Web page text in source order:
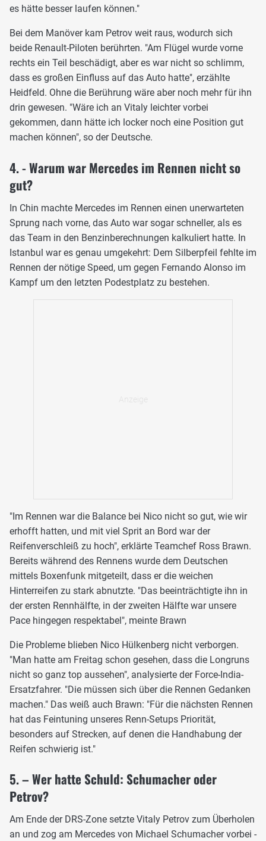
es hätte besser laufen können."
Bei dem Manöver kam Petrov weit raus, wodurch sich
beide Renault-Piloten berührten. "Am Flügel wurde vorne
rechts ein Teil beschädigt, aber es war nicht so schlimm,
dass es großen Einfluss auf das Auto hatte", erzählte
Heidfeld. Ohne die Berührung wäre aber noch mehr für ihn
drin gewesen. "Wäre ich an Vitaly leichter vorbei
gekommen, dann hätte ich locker noch eine Position gut
machen können", so der Deutsche.
4. - Warum war Mercedes im Rennen nicht so
gut?
In Chin machte Mercedes im Rennen einen unerwarteten
Sprung nach vorne, das Auto war sogar schneller, als es
das Team in den Benzinberechnungen kalkuliert hatte. In
Istanbul war es genau umgekehrt: Dem Silberpfeil fehlte im
Rennen der nötige Speed, um gegen Fernando Alonso im
Kampf um den letzten Podestplatz zu bestehen.
"Im Rennen war die Balance bei Nico nicht so gut, wie wir
erhofft hatten, und mit viel Sprit an Bord war der
Reifenverschleiß zu hoch", erklärte Teamchef Ross Brawn.
Bereits während des Rennens wurde dem Deutschen
mittels Boxenfunk mitgeteilt, dass er die weichen
Hinterreifen zu stark abnutzte. "Das beeinträchtigte ihn in
der ersten Rennhälfte, in der zweiten Hälfte war unsere
Pace hingegen respektabel", meinte Brawn
Die Probleme blieben Nico Hülkenberg nicht verborgen.
"Man hatte am Freitag schon gesehen, dass die Longruns
nicht so ganz top aussehen", analysierte der Force-India-
Ersatzfahrer. "Die müssen sich über die Rennen Gedanken
machen." Das weiß auch Brawn: "Für die nächsten Rennen
hat das Feintuning unseres Renn-Setups Priorität,
besonders auf Strecken, auf denen die Handhabung der
Reifen schwierig ist."
5. – Wer hatte Schuld: Schumacher oder
Petrov?
Am Ende der DRS-Zone setzte Vitaly Petrov zum Überholen
an und zog am Mercedes von Michael Schumacher vorbei -